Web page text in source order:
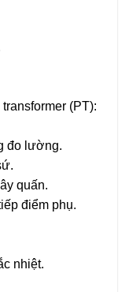
(PT):
đo lường.
quấn.
điểm phụ.
nhiệt.